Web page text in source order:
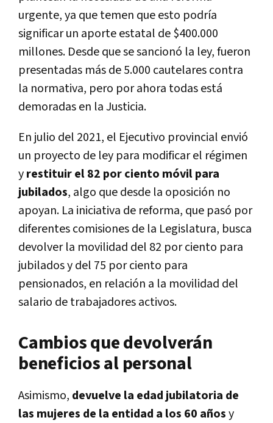
urgente, ya que temen que esto podría
significar un aporte estatal de $400.000
millones. Desde que se sancionó la ley, fueron
presentadas más de 5.000 cautelares contra
la normativa, pero por ahora todas está
demoradas en la Justicia.
En julio del 2021, el Ejecutivo provincial envió
un proyecto de ley para modificar el régimen
yrestituir el 82 por ciento móvil para
jubilados, algo que desde la oposición no
apoyan. La iniciativa de reforma, que pasó por
diferentes comisiones de la Legislatura, busca
devolver la movilidad del 82 por ciento para
jubilados y del 75 por ciento para
pensionados, en relación a la movilidad del
salario de trabajadores activos.
Cambios que devolverán
beneficios al personal
Asimismo, devuelve la edad jubilatoria de
las mujeres de la entidad a los 60 añosy